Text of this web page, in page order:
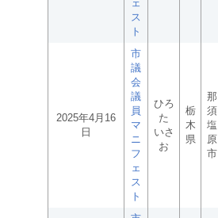
ェ
ス
ト
2025年4月16
日
市
議
会
議
員
マ
ニ
フ
ェ
ス
ト
ひろ
た
いさ
お
栃
木
県
那
須
塩
原
市